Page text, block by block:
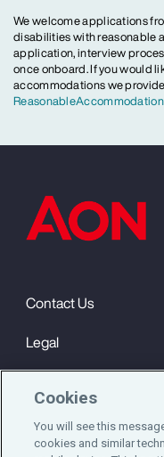
We welcome applications
disabilities with reasonable
application, interview
once onboard. If you would
accommodations we
Contact Us
Legal
Cookie Notice
Cookies
You will see this
cookies and similar